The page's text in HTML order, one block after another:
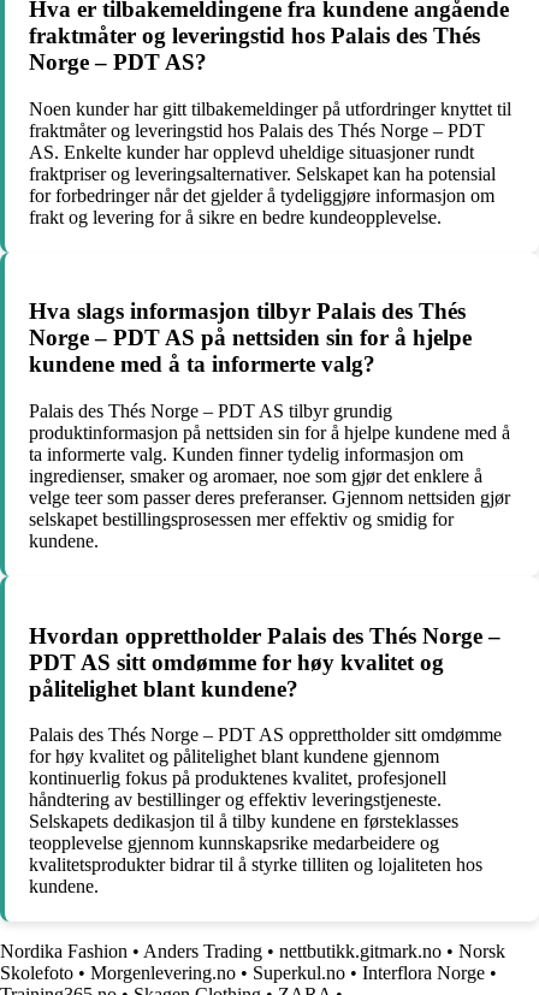
Hva er tilbakemeldingene fra kundene angående
fraktmåter og leveringstid hos Palais des Thés
Norge – PDT AS?
Noen kunder har gitt tilbakemeldinger på utfordringer knyttet til
fraktmåter og leveringstid hos Palais des Thés Norge – PDT
AS. Enkelte kunder har opplevd uheldige situasjoner rundt
fraktpriser og leveringsalternativer. Selskapet kan ha potensial
for forbedringer når det gjelder å tydeliggjøre informasjon om
frakt og levering for å sikre en bedre kundeopplevelse.
Hva slags informasjon tilbyr Palais des Thés
Norge – PDT AS på nettsiden sin for å hjelpe
kundene med å ta informerte valg?
Palais des Thés Norge – PDT AS tilbyr grundig
produktinformasjon på nettsiden sin for å hjelpe kundene med å
ta informerte valg. Kunden finner tydelig informasjon om
ingredienser, smaker og aromaer, noe som gjør det enklere å
velge teer som passer deres preferanser. Gjennom nettsiden gjør
selskapet bestillingsprosessen mer effektiv og smidig for
kundene.
Hvordan opprettholder Palais des Thés Norge –
PDT AS sitt omdømme for høy kvalitet og
pålitelighet blant kundene?
Palais des Thés Norge – PDT AS opprettholder sitt omdømme
for høy kvalitet og pålitelighet blant kundene gjennom
kontinuerlig fokus på produktenes kvalitet, profesjonell
håndtering av bestillinger og effektiv leveringstjeneste.
Selskapets dedikasjon til å tilby kundene en førsteklasses
teopplevelse gjennom kunnskapsrike medarbeidere og
kvalitetsprodukter bidrar til å styrke tilliten og lojaliteten hos
kundene.
Nordika Fashion • Anders Trading • nettbutikk.gitmark.no • Norsk
Skolefoto • Morgenlevering.no • Superkul.no • Interflora Norge •